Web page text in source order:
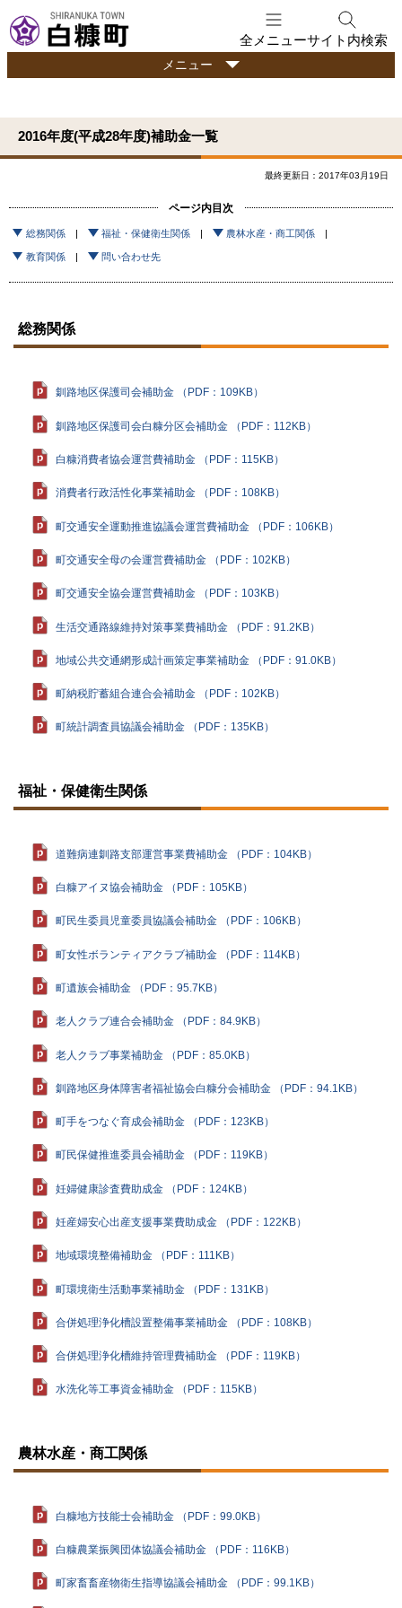
文
へ
ュ
へ
全メニューサイト内検索
行
政
報
メニュー
2016年度(平成28年度)補助金一覧
最終更新日：2017年03月19日
ページ内目次
総務関係 福祉・保健衛生関係 農林水産・商工関係
教育関係 問い合わせ先
総務関係
釧路地区保護司会補助金 （PDF：109KB）
釧路地区保護司会白糠分区会補助金 （PDF：112KB）
白糠消費者協会運営費補助金 （PDF：115KB）
消費者行政活性化事業補助金 （PDF：108KB）
町交通安全運動推進協議会運営費補助金 （PDF：106KB）
町交通安全母の会運営費補助金 （PDF：102KB）
町交通安全協会運営費補助金 （PDF：103KB）
生活交通路線維持対策事業費補助金 （PDF：91.2KB）
地域公共交通網形成計画策定事業補助金 （PDF：91.0KB）
町納税貯蓄組合連合会補助金 （PDF：102KB）
町統計調査員協議会補助金 （PDF：135KB）
ッ
プ
福祉・保健衛生関係
道難病連釧路支部運営事業費補助金 （PDF：104KB）
白糠アイヌ協会補助金 （PDF：105KB）
町民生委員児童委員協議会補助金 （PDF：106KB）
町女性ボランティアクラブ補助金 （PDF：114KB）
町遺族会補助金 （PDF：95.7KB）
老人クラブ連合会補助金 （PDF：84.9KB）
老人クラブ事業補助金 （PDF：85.0KB）
釧路地区身体障害者福祉協会白糠分会補助金 （PDF：94.1KB）
町手をつなぐ育成会補助金 （PDF：123KB）
町民保健推進委員会補助金 （PDF：119KB）
妊婦健康診査費助成金 （PDF：124KB）
妊産婦安心出産支援事業費助成金 （PDF：122KB）
地域環境整備補助金 （PDF：111KB）
町環境衛生活動事業補助金 （PDF：131KB）
合併処理浄化槽設置整備事業補助金 （PDF：108KB）
合併処理浄化槽維持管理費補助金 （PDF：119KB）
水洗化等工事資金補助金 （PDF：115KB）
ッ
農林水産・商工関係
白糠地方技能士会補助金 （PDF：99.0KB）
白糠農業振興団体協議会補助金 （PDF：116KB）
町家畜畜産物衛生指導協議会補助金 （PDF：99.1KB）